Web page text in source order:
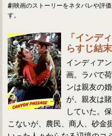
劇映画のストーリーをネタバレや評
す。
「インデ
らすじ結末
インディア
画。ラバで
ンは親友の
が、親友は
していた。
こないが、農民、商人、砂金